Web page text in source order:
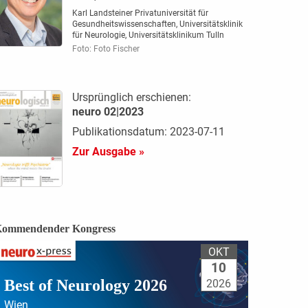
Karl Landsteiner Privatuniversität für
Gesundheitswissenschaften, Universitätsklinik
für Neurologie, Universitätsklinikum Tulln
Foto: Foto Fischer
Ursprünglich erschienen:
neuro 02|2023
Publikationsdatum: 2023-07-11
Zur Ausgabe »
Kongress
Best of Neurology 2026
Wien
OKT
10
2026